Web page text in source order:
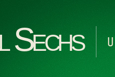
Sechs